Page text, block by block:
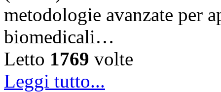
metodologie avanzate per
biomedicali…
Letto 1769 volte
Leggi tutto...